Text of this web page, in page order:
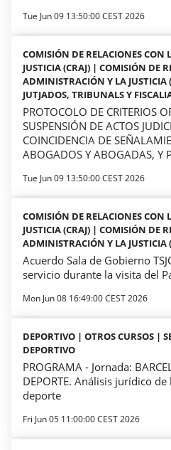
Tue Jun 09 13:50:00 CEST 2026
COMISIÓN DE RELACIONES
JUSTICIA (CRAJ) | COMISIÓN DE
ADMINISTRACIÓN Y LA JUSTICIA
JUTJADOS, TRIBUNALS Y
PROTOCOLO DE CRITERIOS
SUSPENSIÓN DE ACTOS
COINCIDENCIA DE
ABOGADOS Y ABOGADAS, Y
Tue Jun 09 13:50:00 CEST 2026
COMISIÓN DE RELACIONES
JUSTICIA (CRAJ) | COMISIÓN DE
ADMINISTRACIÓN Y LA JUSTICIA
Acuerdo Sala de Gobierno
servicio durante la visita del
Mon Jun 08 16:49:00 CEST 2026
DEPORTIVO | OTROS CURSOS |
DEPORTIVO
PROGRAMA - Jornada:
DEPORTE. Análisis jurídico
deporte
Fri Jun 05 11:00:00 CEST 2026